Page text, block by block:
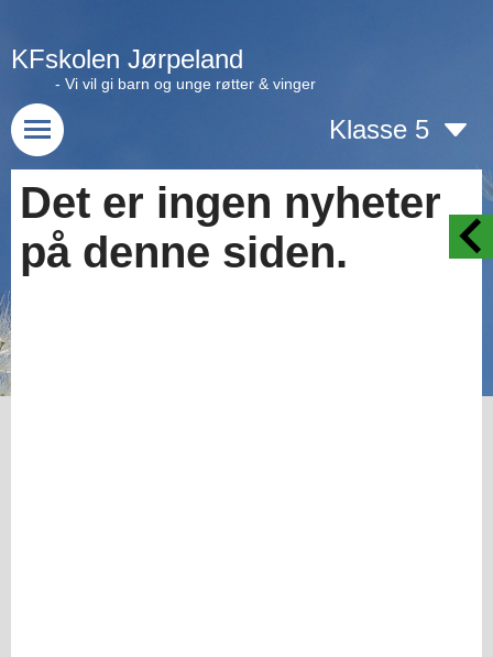
KFskolen Jørpeland
- Vi vil gi barn og unge røtter & vinger
Klasse 5
Det er ingen nyheter
på denne siden.